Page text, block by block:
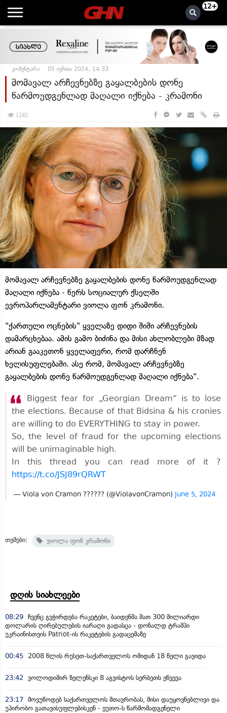
12+
კომენტარი 05 ივნისი 2024, 14:33
მომავალ არჩევნებზე გაყალბების დონე
წარმოუდგენლად მაღალი იქნება - კრამონი
1242
მომავალ არჩევნებზე გაყალბების დონე წარმოუდგენლად
მაღალი იქნება - წერს სოციალურ ქსელში
ევროპარლამენტარი ვიოლა ფონ კრამონი.
"ქართული ოცნების" ყველაზე დიდი შიში არჩევნების
დამარცხებაა. ამის გამო ბიძინა და მისი ახლობლები მზად
არიან გააკეთონ ყველაფერი, რომ დარჩნენ
ხელისუფლებაში. ასე რომ, მომავალ არჩევნებზე
გაყალბების დონე წარმოუდგენლად მაღალი იქნება".
Biggest fear for „Georgian Dream“ is to lose
the elections. Because of that Bidsina & his cronies
are willing to do EVERYTHING to stay in power.
So, the level of fraud for the upcoming elections
will be unimaginable high.
In this thread you can read more of it ?
https://t.co/JSJ89rQRWT
— Viola von Cramon ?????? (@ViolavonCramon) June 5, 2024
თემები: ვიოლა ფონ კრამონი
დღის სიახლეები
08:29 ჩვენც გვჭირდება რაკეტები, ბაიდენმა მათ 300 მილიარდი
დოლარის ღირებულების იარაღი გადასცა - დონალდ ტრამპი
უკრაინისთვის Patriot-ის რაკეტების გადაცემაზე
00:45 2008 წლის რუსეთ-საქართველოს ომიდან 18 წელი გავიდა
23:42 ვოლოდიმირ ზელენსკი 8 აგვისტოს სერბეთს ეწვევა
23:17 მოვუწოდებ საქართველოს მთავრობას, მისი დაუყოვნებლივი და
უპირობო გათავისუფლებისკენ - ეუთო-ს წარმომადგენელი